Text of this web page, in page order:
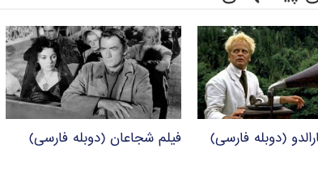
(دوبله فارسی) فیلم شجاعان (دوبله فارسی)